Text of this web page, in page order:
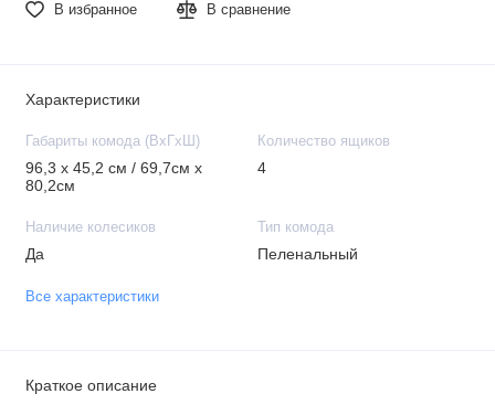
В избранное В сравнение
Характеристики
Габариты комода (ВхГхШ)
96,3 х 45,2 см / 69,7см х
80,2см
Количество ящиков
4
Наличие колесиков
Да
Тип комода
Пеленальный
Все характеристики
Краткое описание